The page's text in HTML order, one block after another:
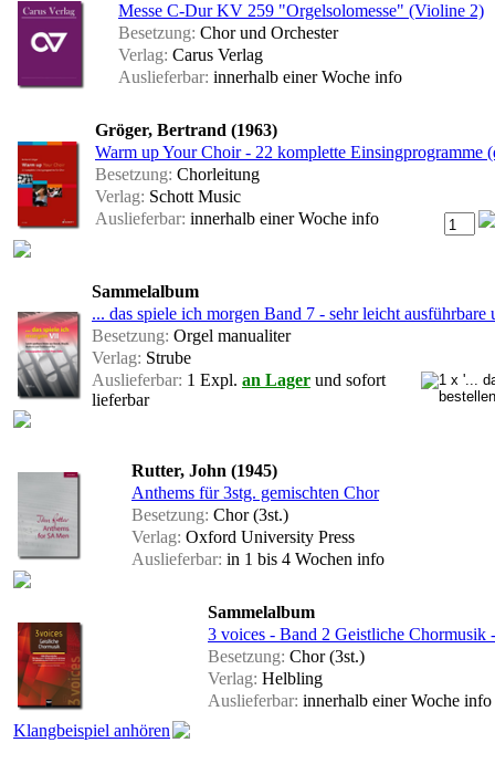
Messe C-Dur KV 259 "Orgelsolomesse" (Violine 2)
Besetzung: Chor und Orchester
Verlag: Carus Verlag
Auslieferbar: innerhalb einer Woche info
Gröger, Bertrand (1963)
Warm up Your Choir - 22 komplette Einsingprogramme
Besetzung: Chorleitung
Verlag: Schott Music
Auslieferbar: innerhalb einer Woche info
Sammelalbum
... das spiele ich morgen Band 7 - sehr leicht
Besetzung: Orgel manualiter
Verlag: Strube
Auslieferbar: 1 Expl. an Lager und sofort
lieferbar
Rutter, John (1945)
Anthems für 3stg. gemischten Chor
Besetzung: Chor (3st.)
Verlag: Oxford University Press
Auslieferbar: in 1 bis 4 Wochen info
Klangbeispiel anhören
Sammelalbum
3 voices - Band 2 Geistliche
Besetzung: Chor (3st.)
Verlag: Helbling
Auslieferbar: innerhalb einer Woche info